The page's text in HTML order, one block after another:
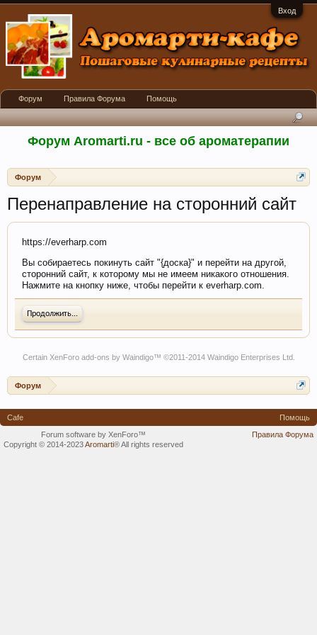
Вход
Форум Aromarti.ru - все об ароматерапии
Форум
Перенаправление на сторонний сайт
https://everharp.com
Вы собираетесь покинуть сайт "{доска}" и перейти на другой,
сторонний сайт, к которому мы не имеем никакого отношения.
Нажмите на кнопку ниже, чтобы перейти к everharp.com.
Продолжить...
Certain XenForo add-ons by Waindigo™ ©2011-2014 Waindigo Enterprises Ltd.
Форум
Форум Правила Форума Помощь
Cafe
Помощь
Правила Форума
Forum software by XenForo™
Copyright © 2014-2023Aromarti®All rights reserved